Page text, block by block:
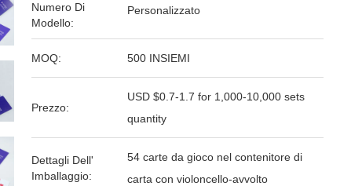
Numero Di
Modello:
Personalizzato
MOQ: 500 INSIEMI
Prezzo:
USD $0.7-1.7 for 1,000-10,000 sets
quantity
Dettagli Dell'
Imballaggio:
54 carte da gioco nel contenitore di
carta con violoncello-avvolto